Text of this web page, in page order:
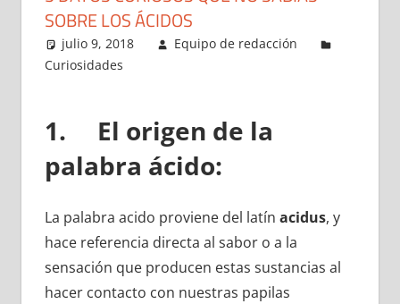
SOBRE LOS ÁCIDOS
julio 9, 2018
Equipo de redacción
Curiosidades
1. El origen de la
palabra ácido:
La palabra acido proviene del latín acidus, y
hace referencia directa al sabor o a la
sensación que producen estas sustancias al
hacer contacto con nuestras papilas